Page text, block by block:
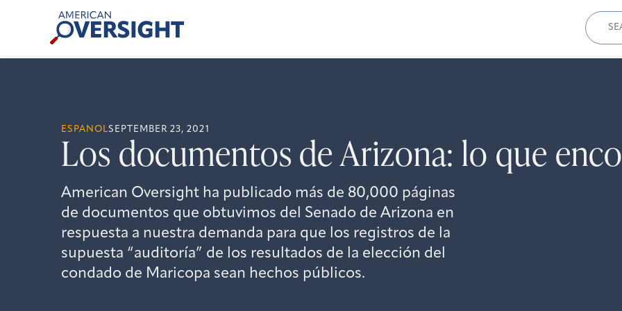
American
Oversight
for:
ESPANOLSEPTEMBER 23, 2021
Los documentos de Arizona: lo que
American Oversight ha publicado más de 80,000 páginas
de documentos que obtuvimos del Senado de Arizona en
respuesta a nuestra demanda para que los registros de la
supuesta “auditoría” de los resultados de la elección del
condado de Maricopa sean hechos públicos.